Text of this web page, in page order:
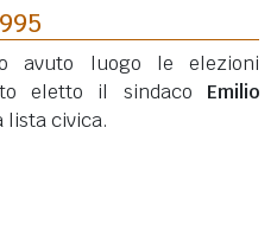
avuto luogo le elezioni
eletto il sindaco Emilio
lista civica.